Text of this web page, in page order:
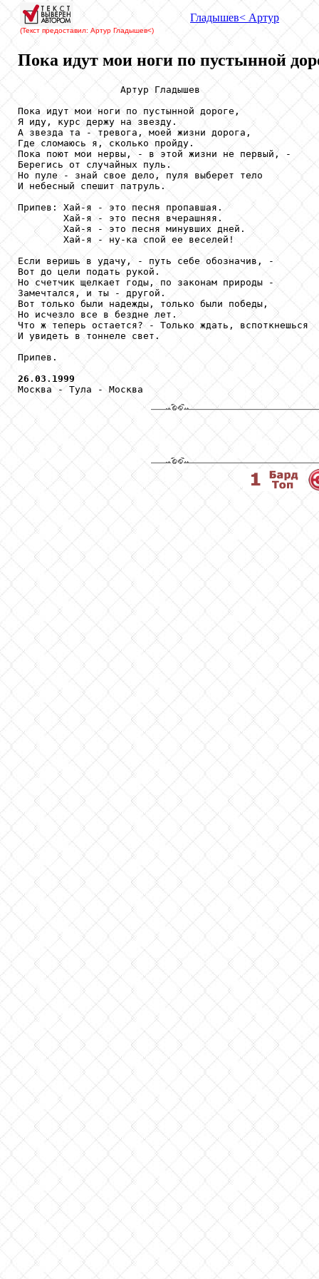
(Текст предоставил: Артур Гладышев<)
Гладышев< Артур
Пока идут мои ноги по пустынной
                  Артур Гладышев
Пока идут мои ноги по пустынной дороге,
Я иду, курс держу на звезду.
А звезда та - тревога, моей жизни дорога,
Где сломаюсь я, сколько пройду.
Пока поют мои нервы, - в этой жизни не первый, -
Берегись от случайных пуль.
Но пуле - знай свое дело, пуля выберет тело
И небесный спешит патруль.
Припев: Хай-я - это песня пропавшая.
        Хай-я - это песня вчерашняя.
        Хай-я - это песня минувших дней.
        Хай-я - ну-ка спой ее веселей!
Если веришь в удачу, - путь себе обозначив, -
Вот до цели подать рукой.
Но счетчик щелкает годы, по законам природы -
Замечтался, и ты - другой.
Вот только были надежды, только были победы,
Но исчезло все в бездне лет.
Что ж теперь остается? - Только ждать, вспоткнешься
И увидеть в тоннеле свет.
Припев.
26 . 03 . 1999
Москва - Тула - Москва